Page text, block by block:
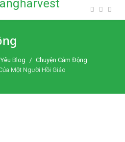
Blog
Chuyện Cảm Động
Một Người Hồi Giáo